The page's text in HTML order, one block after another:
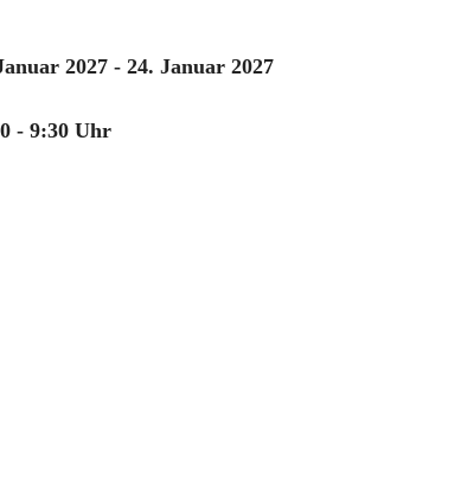
2027 - 24. Januar 2027
- 9:30 Uhr